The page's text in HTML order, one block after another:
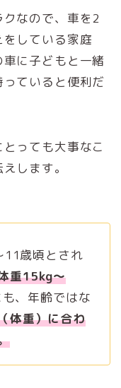
なので、車を2
している家庭
に子どもと一緒
ていると便利だ
っても大事なこ
します。
11歳頃とされ
重15kg～
、年齢ではな
体重）に合わ